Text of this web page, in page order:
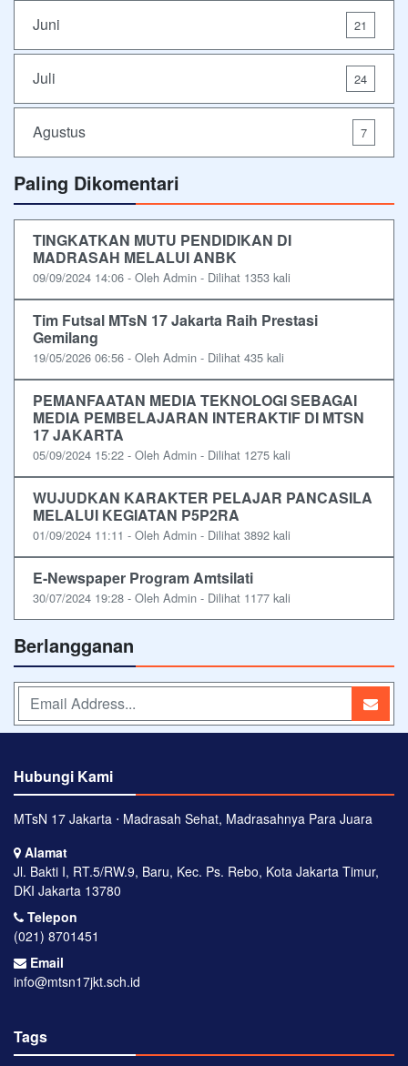
Juni 21
Juli 24
Agustus 7
Paling Dikomentari
TINGKATKAN MUTU PENDIDIKAN DI
MADRASAH MELALUI ANBK
09/09/2024 14:06 - Oleh Admin - Dilihat 1353 kali
Tim Futsal MTsN 17 Jakarta Raih Prestasi
Gemilang
19/05/2026 06:56 - Oleh Admin - Dilihat 435 kali
PEMANFAATAN MEDIA TEKNOLOGI SEBAGAI
MEDIA PEMBELAJARAN INTERAKTIF DI MTSN
17 JAKARTA
05/09/2024 15:22 - Oleh Admin - Dilihat 1275 kali
WUJUDKAN KARAKTER PELAJAR PANCASILA
MELALUI KEGIATAN P5P2RA
01/09/2024 11:11 - Oleh Admin - Dilihat 3892 kali
E-Newspaper Program Amtsilati
30/07/2024 19:28 - Oleh Admin - Dilihat 1177 kali
Berlangganan
Hubungi Kami
MTsN 17 Jakarta ⋅ Madrasah Sehat, Madrasahnya Para Juara
Alamat
Jl. Bakti I, RT.5/RW.9, Baru, Kec. Ps. Rebo, Kota Jakarta Timur,
DKI Jakarta 13780
Telepon
(021) 8701451
Email
info@mtsn17jkt.sch.id
Tags